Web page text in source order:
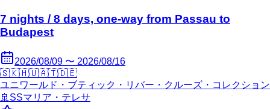
7 nights / 8 days, one-way from Passau to
Budapest
2026/08/09 〜 2026/08/16
🇸🇰🇭🇺🇦🇹🇩🇪
ユニワールド・ブティック・リバー・クルーズ・コレクション
🚢 SSマリア・テレサ